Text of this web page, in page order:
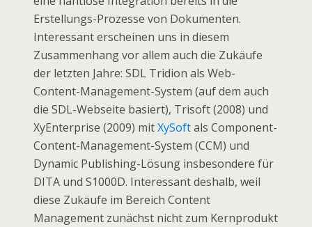
Erstellungs-Prozesse von Dokumenten.
Interessant erscheinen uns in diesem
Zusammenhang vor allem auch die Zukäufe
der letzten Jahre: SDL Tridion als Web-
Content-Management-System (auf dem auch
die SDL-Webseite basiert), Trisoft (2008) und
XyEnterprise (2009) mitXySoftals Component-
Content-Management-System (CCM) und
Dynamic Publishing-Lösung insbesondere für
DITA und S1000D. Interessant deshalb, weil
diese Zukäufe im Bereich Content
Management zunächst nicht zum Kernprodukt